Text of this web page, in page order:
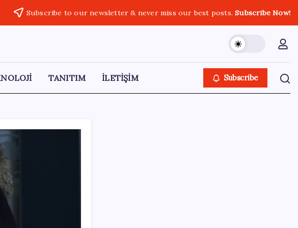
Subscribe to our newsletter & never miss our best posts.Subscribe Now!
TANITIM İLETİŞİM Subscribe